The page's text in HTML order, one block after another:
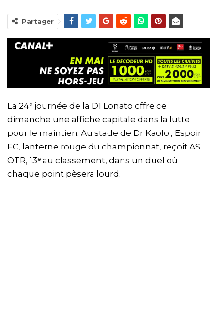
Partager
La 24ᵉ journée de la D1 Lonato offre ce
dimanche une affiche capitale dans la lutte
pour le maintien. Au stade de Dr Kaolo , Espoir
FC, lanterne rouge du championnat, reçoit AS
OTR, 13ᵉ au classement, dans un duel où
chaque point pèsera lourd.